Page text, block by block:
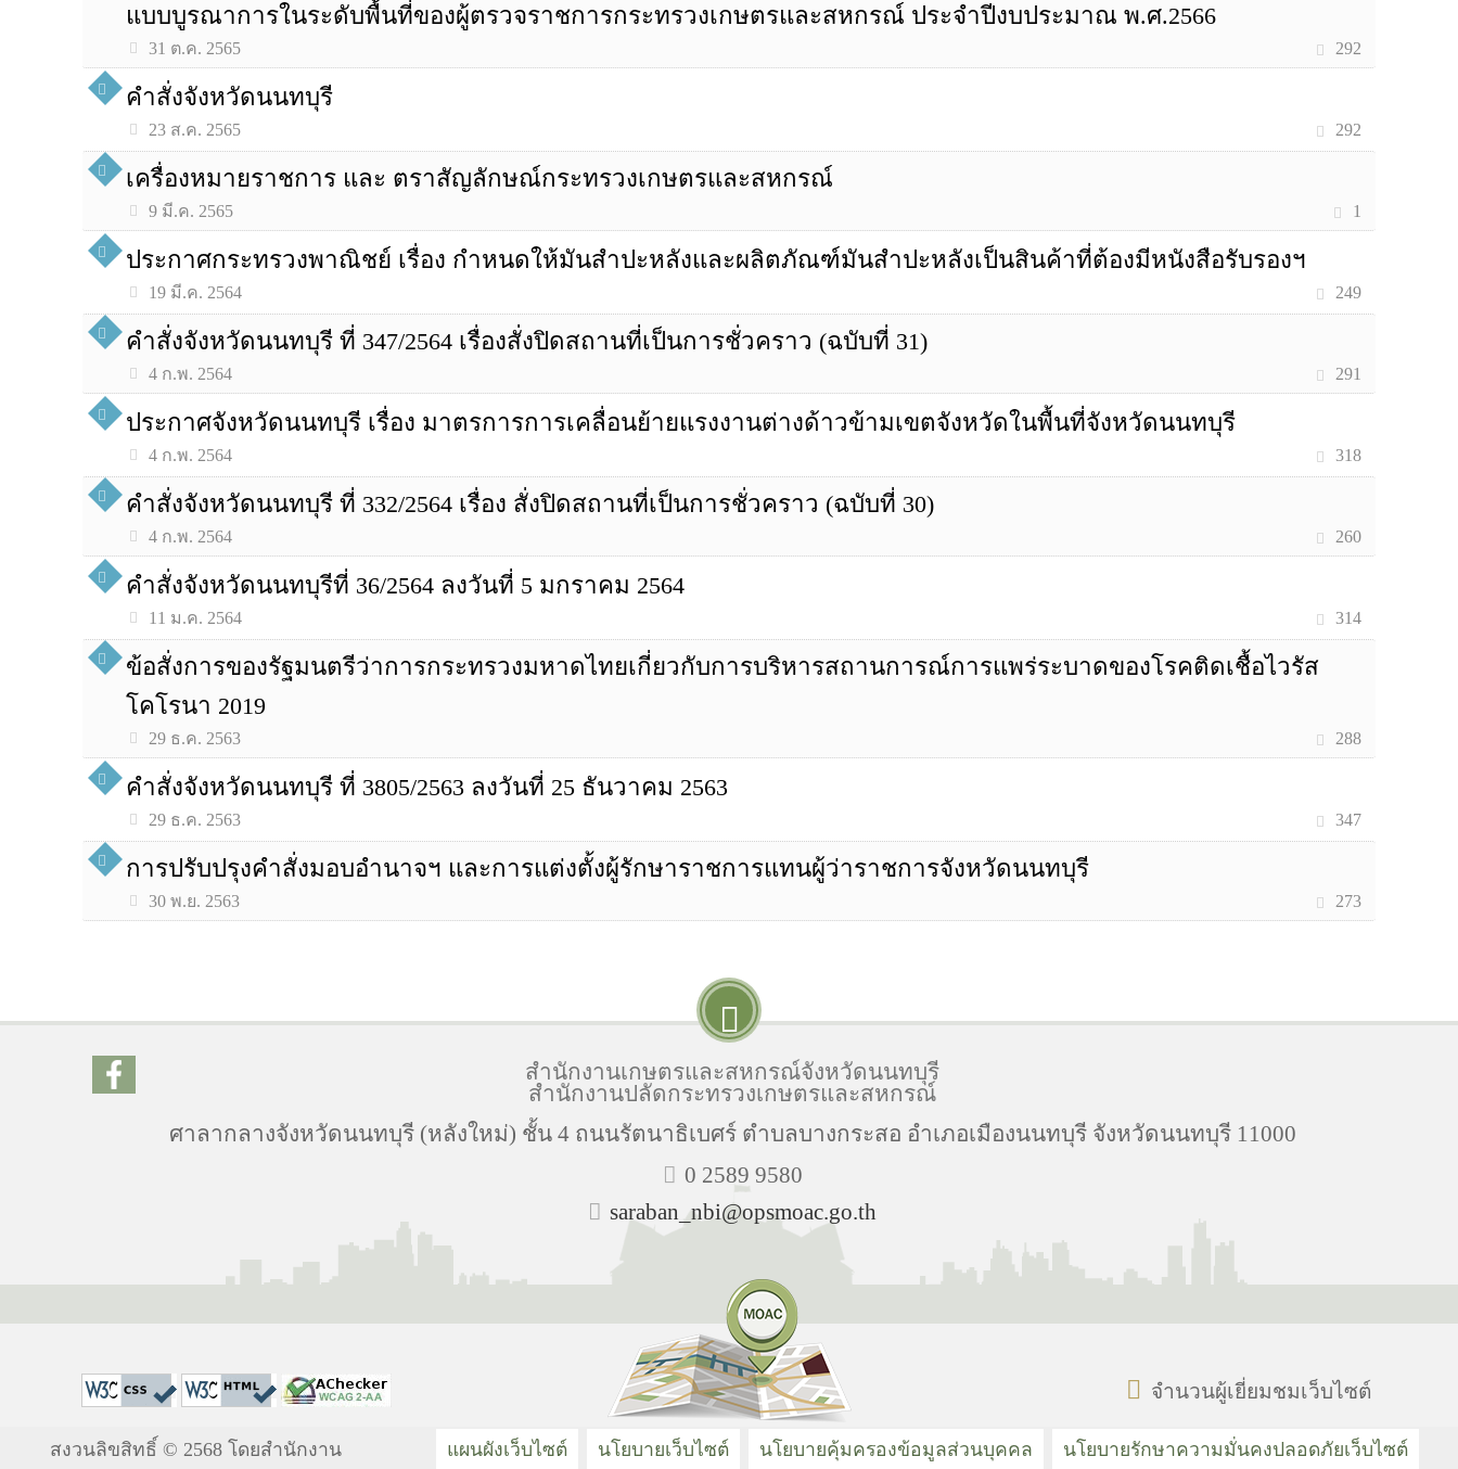
แบบบูรณาการในระดับพื้นที่ของผู้ตรวจราชการกระทรวงเกษตรและสหกรณ์ ประจำปีงบประมาณ พ.ศ.2566
31 ต.ค. 2565 292
คำสั่งจังหวัดนนทบุรี
23 ส.ค. 2565 292
เครื่องหมายราชการ และ ตราสัญลักษณ์กระทรวงเกษตรและสหกรณ์
9 มี.ค. 2565 1
ประกาศกระทรวงพาณิชย์ เรื่อง กำหนดให้มันสำปะหลังและผลิตภัณฑ์มันสำปะหลังเป็นสินค้าที่ต้องมีหนังสือรับรองฯ
19 มี.ค. 2564 249
คำสั่งจังหวัดนนทบุรี ที่ 347/2564 เรื่องสั่งปิดสถานที่เป็นการชั่วคราว (ฉบับที่ 31)
4 ก.พ. 2564 291
ประกาศจังหวัดนนทบุรี เรื่อง มาตรการการเคลื่อนย้ายแรงงานต่างด้าวข้ามเขตจังหวัดในพื้นที่จังหวัดนนทบุรี
4 ก.พ. 2564 318
คำสั่งจังหวัดนนทบุรี ที่ 332/2564 เรื่อง สั่งปิดสถานที่เป็นการชั่วคราว (ฉบับที่ 30)
4 ก.พ. 2564 260
คำสั่งจังหวัดนนทบุรีที่ 36/2564 ลงวันที่ 5 มกราคม 2564
11 ม.ค. 2564 314
ข้อสั่งการของรัฐมนตรีว่าการกระทรวงมหาดไทยเกี่ยวกับการบริหารสถานการณ์การแพร่ระบาดของโรคติดเชื้อไวรัส
โคโรนา 2019
29 ธ.ค. 2563 288
คำสั่งจังหวัดนนทบุรี ที่ 3805/2563 ลงวันที่ 25 ธันวาคม 2563
29 ธ.ค. 2563 347
การปรับปรุงคำสั่งมอบอำนาจฯ และการแต่งตั้งผู้รักษาราชการแทนผู้ว่าราชการจังหวัดนนทบุรี
30 พ.ย. 2563 273
สำนักงานเกษตรและสหกรณ์จังหวัดนนทบุรี
สำนักงานปลัดกระทรวงเกษตรและสหกรณ์
ศาลากลางจังหวัดนนทบุรี (หลังใหม่) ชั้น 4 ถนนรัตนาธิเบศร์ ตำบลบางกระสอ อำเภอเมืองนนทบุรี จังหวัดนนทบุรี 11000
0 2589 9580
saraban_nbi@opsmoac.go.th
จำนวนผู้เยี่ยมชมเว็บไซต์
สงวนลิขสิทธิ์ © 2568 โดยสำนักงาน แผนผังเว็บไซต์ นโยบายเว็บไซต์ นโยบายคุ้มครองข้อมูลส่วนบุคคล นโยบายรักษาความมั่นคงปลอดภัยเว็บไซต์